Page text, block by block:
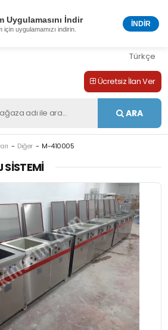
Uygulamasını İndir
için uygulamamızı indirin.
İNDİR
Türkçe
Ücretsiz İlan Ver
ARA
Diğer M-410005
SISTEMI